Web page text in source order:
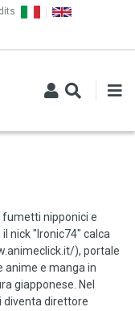
fumetti nipponici e
nick "Ironic74" calca
), portale
anime e manga in
giapponese. Nel
diventa direttore